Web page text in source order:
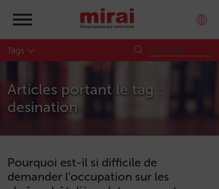
Tags
Articles portant le tag :
desination
Pourquoi est-il si difficile de
demander l’occupation sur les